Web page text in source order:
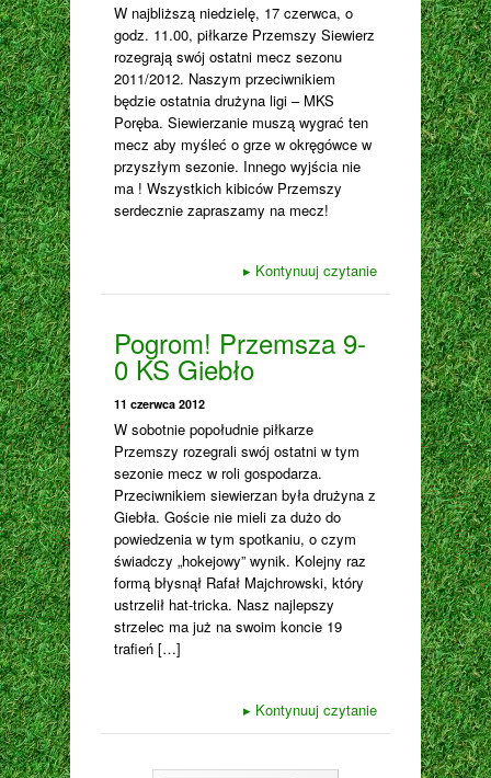
W najbliższą niedzielę, 17 czerwca, o
godz. 11.00, piłkarze Przemszy Siewierz
rozegrają swój ostatni mecz sezonu
2011/2012. Naszym przeciwnikiem
będzie ostatnia drużyna ligi – MKS
Poręba. Siewierzanie muszą wygrać ten
mecz aby myśleć o grze w okręgówce w
przyszłym sezonie. Innego wyjścia nie
ma ! Wszystkich kibiców Przemszy
serdecznie zapraszamy na mecz!
▸ Kontynuuj czytanie
Pogrom! Przemsza 9-
0 KS Giebło
11 czerwca 2012
W sobotnie popołudnie piłkarze
Przemszy rozegrali swój ostatni w tym
sezonie mecz w roli gospodarza.
Przeciwnikiem siewierzan była drużyna z
Giebła. Goście nie mieli za dużo do
powiedzenia w tym spotkaniu, o czym
świadczy „hokejowy” wynik. Kolejny raz
formą błysnął Rafał Majchrowski, który
ustrzelił hat-tricka. Nasz najlepszy
strzelec ma już na swoim koncie 19
trafień […]
▸ Kontynuuj czytanie